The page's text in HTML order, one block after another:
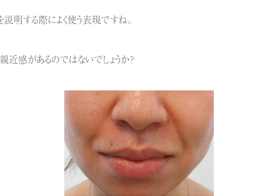
説明する際によく使う表現ですね。
近感があるのではないでしょうか？